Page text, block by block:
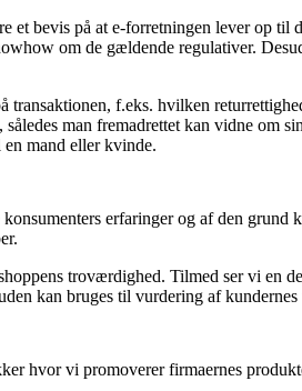
bevis på at e-forretningen lever op til
om de gældende regulativer.
transaktionen, f.eks. hvilken
man fremadrettet kan vidne om
mand eller kvinde.
erfaringer og af den grund
troværdighed. Tilmed ser vi en
kan bruges til vurdering af kundernes
hvor vi promoverer firmaernes